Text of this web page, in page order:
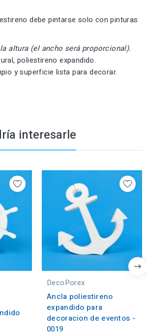
debe pintarse solo con pinturas
altura (el ancho será proporcional).
poliestireno expandido.
y superficie lista para decorar.
interesarle
DecoPorex
Ancla poliestireno
expandido para
decoracion de eventos -
0019